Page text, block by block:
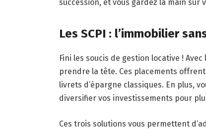
succession, et vous gardez la main
Les SCPI : l’immobilier
Fini les soucis de gestion locative !
prendre la tête. Ces placements
livrets d’épargne classiques. En plus,
diversifier vos investissements pour
Ces trois solutions vous permettent